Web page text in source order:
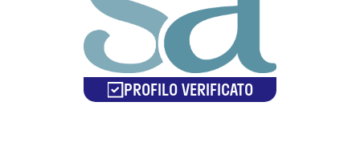
PROFILO VERIFICATO